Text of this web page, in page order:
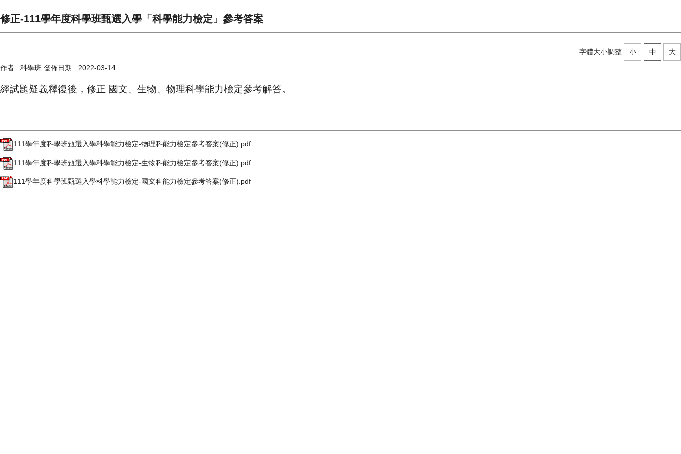
修正-111學年度科學班甄選入學「科學能力檢定」參考答案
字體大小調整 小 中
大
作者 : 科學班 發佈日期 : 2022-03-14
經試題疑義釋復後，修正 國文、生物、物理科學能力檢定參考解答。
111學年度科學班甄選入學科學能力檢定-物理科能力檢定參考答案(修正).pdf
111學年度科學班甄選入學科學能力檢定-生物科能力檢定參考答案(修正).pdf
111學年度科學班甄選入學科學能力檢定-國文科能力檢定參考答案(修正).pdf